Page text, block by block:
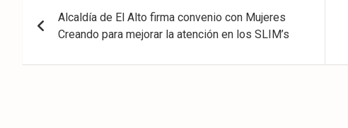
de
Alcaldía de El Alto firma convenio con Mujeres
Creando para mejorar la atención en los SLIM’s